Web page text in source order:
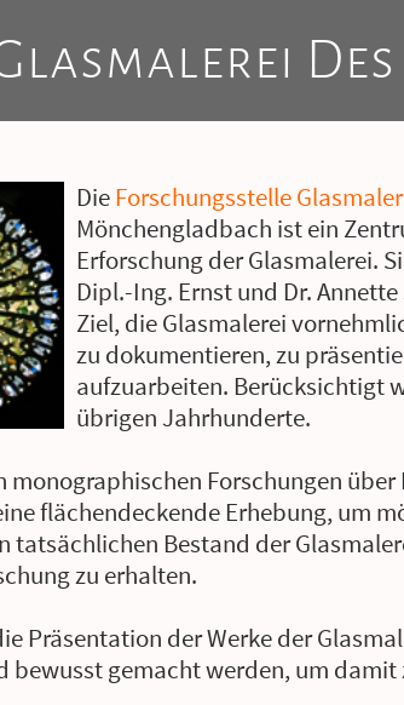
Des
DieForschungsstelle
Mönchengladbach ist ein
Erforschung der Glasmalerei.
Dipl.-Ing. Ernst und Dr.
Ziel, die Glasmalerei
zu dokumentieren, zu
aufzuarbeiten. Berücksichtigt
übrigen Jahrhunderte.
monographischen Forschungen
flächendeckende Erhebung, um
tatsächlichen Bestand der
zu erhalten.
Präsentation der Werke der
bewusst gemacht werden, um